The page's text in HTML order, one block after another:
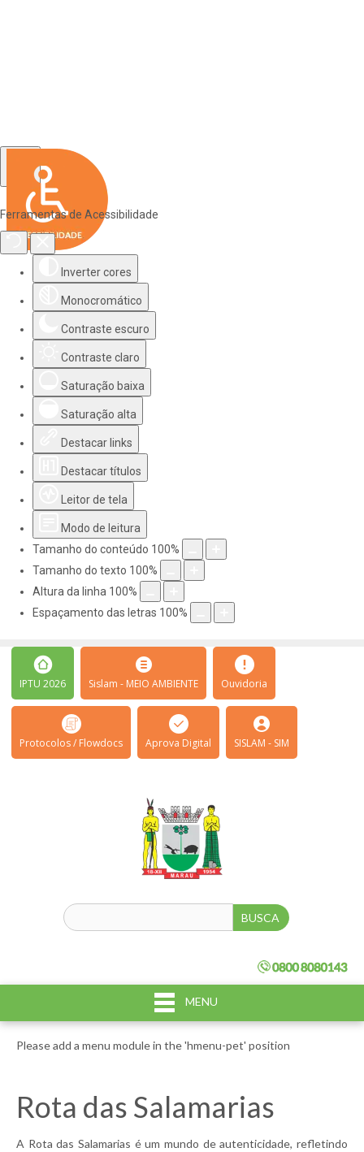
Ferramentas de Acessibilidade
Inverter cores
Monocromático
Contraste escuro
Contraste claro
Saturação baixa
Saturação alta
Destacar links
Destacar títulos
Leitor de tela
Modo de leitura
Tamanho do conteúdo 100%
Tamanho do texto 100%
Altura da linha 100%
Espaçamento das letras 100%
IPTU 2026 Sislam - MEIO AMBIENTE Ouvidoria
Protocolos / Flowdocs Aprova Digital SISLAM - SIM
MENU
Please add a menu module in the 'hmenu-pet' position
Rota das Salamarias
A Rota das Salamarias é um mundo de autenticidade, refletindo